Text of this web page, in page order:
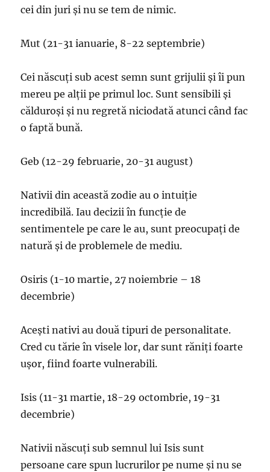
cei din juri și nu se tem de nimic.
Mut (21-31 ianuarie, 8-22 septembrie)
Cei născuți sub acest semn sunt grijulii și îi pun
mereu pe alții pe primul loc. Sunt sensibili și
călduroși și nu regretă niciodată atunci când fac
o faptă bună.
Geb (12-29 februarie, 20-31 august)
Nativii din această zodie au o intuiție
incredibilă. Iau decizii în funcție de
sentimentele pe care le au, sunt preocupați de
natură și de problemele de mediu.
Osiris (1-10 martie, 27 noiembrie – 18
decembrie)
Acești nativi au două tipuri de personalitate.
Cred cu tărie în visele lor, dar sunt răniți foarte
ușor, fiind foarte vulnerabili.
Isis (11-31 martie, 18-29 octombrie, 19-31
decembrie)
Nativii născuți sub semnul lui Isis sunt
persoane care spun lucrurilor pe nume și nu se